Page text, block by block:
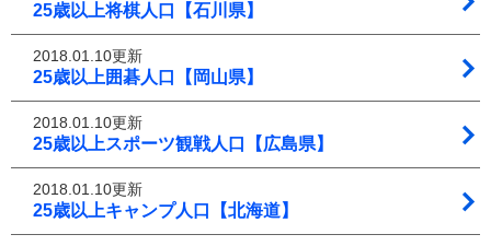
25歳以上将棋人口【石川県】
2018.01.10更新
25歳以上囲碁人口【岡山県】
2018.01.10更新
25歳以上スポーツ観戦人口【広島県】
2018.01.10更新
25歳以上キャンプ人口【北海道】